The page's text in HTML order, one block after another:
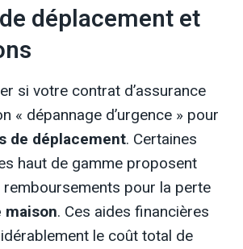
déplacement et
si votre contrat d’assurance
« dépannage d’urgence » pour
de déplacement. Certaines
haut de gamme proposent
remboursements pour la perte
maison. Ces aides financières
le coût total de